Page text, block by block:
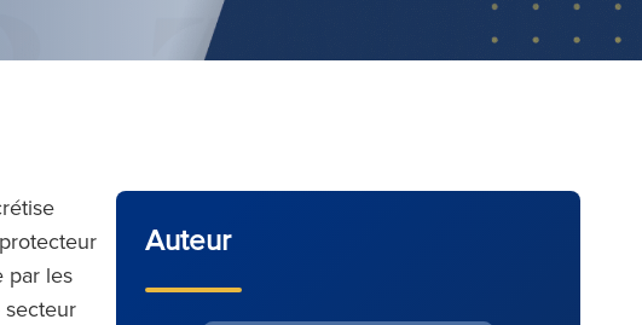
par les
Auteur